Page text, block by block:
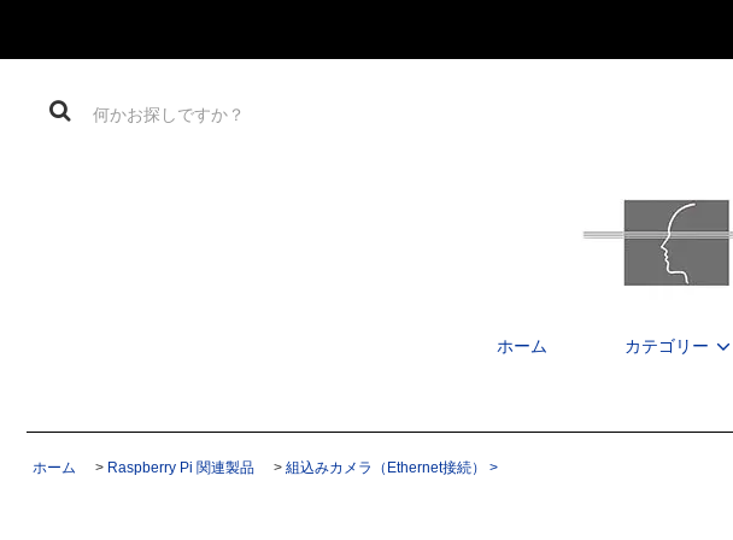
ホーム カテゴリー
ホーム > Raspberry Pi 関連製品 > 組込みカメラ（Ethernet接続） >